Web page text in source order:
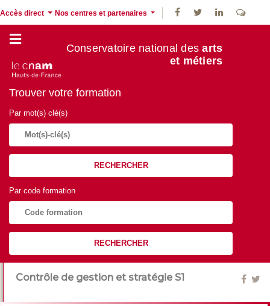
Accès direct Nos centres et partenaires
Conservatoire national desarts
et métiers
Trouver votre formation
Par mot(s) clé(s)
RECHERCHER
Par code formation
RECHERCHER
Contrôle de gestion et stratégie S1